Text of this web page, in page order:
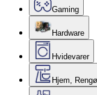
Gaming
Hardware
Hvidevarer
Hjem,